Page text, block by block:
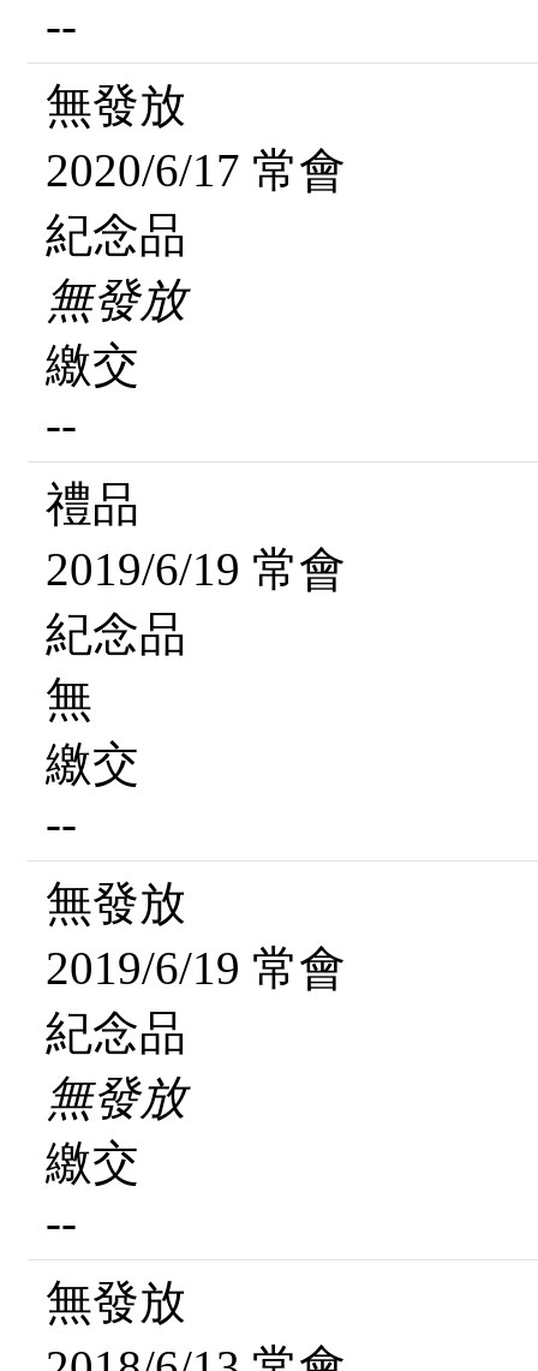
--
無發放
2020/6/17 常會
紀念品
無發放
繳交
--
禮品
2019/6/19 常會
紀念品
無
繳交
--
無發放
2019/6/19 常會
紀念品
無發放
繳交
--
無發放